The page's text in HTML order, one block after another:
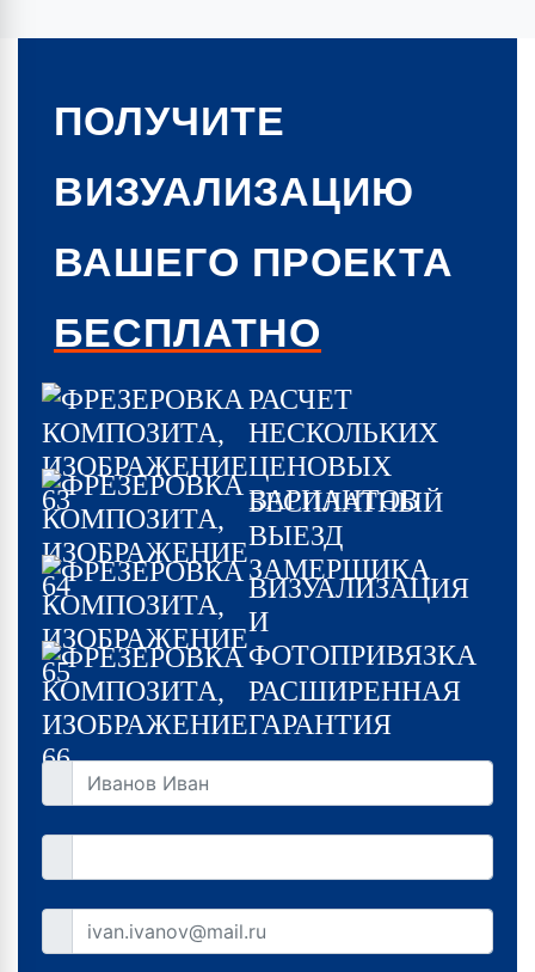
ПОЛУЧИТЕ
ВИЗУАЛИЗАЦИЮ
ВАШЕГО ПРОЕКТА
БЕСПЛАТНО
РАСЧЕТ
НЕСКОЛЬКИХ
ЦЕНОВЫХ
ВАРИАНТОВ
БЕСПЛАТНЫЙ
ВЫЕЗД
ЗАМЕРЩИКА
ВИЗУАЛИЗАЦИЯ
И
ФОТОПРИВЯЗКА
РАСШИРЕННАЯ
ГАРАНТИЯ